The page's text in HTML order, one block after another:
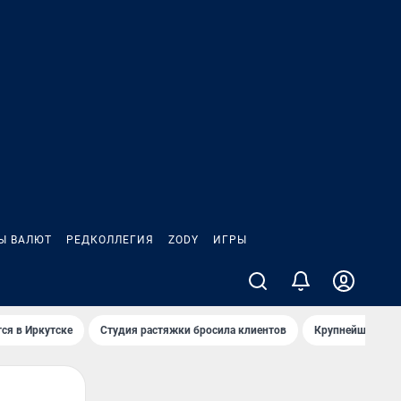
ВАЛЮТ РЕДКОЛЛЕГИЯ ZODY ИГРЫ
в Иркутске Студия растяжки бросила клиентов Крупнейшие